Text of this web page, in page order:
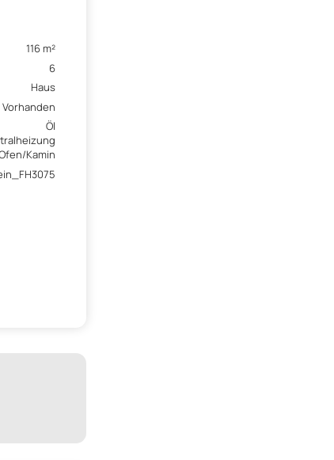
116 m²
6
Haus
Vorhanden
Öl
Kamin